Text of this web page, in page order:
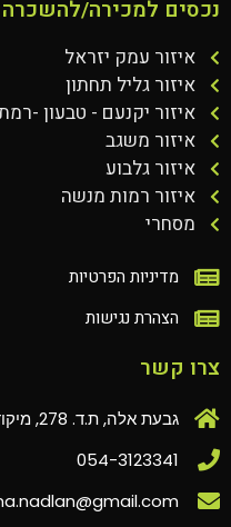
נכסים למכירה/להשכרה
איזור עמק יזראל
איזור גליל תחתון
איזור יקנעם - טבעון -
איזור משגב
איזור גלבוע
איזור רמות מנשה
מסחרי
מדיניות הפרטיות
הצהרת נגישות
צרו קשר
גבעת אלה, ת.ד. 278, מיקוד 36570
054-3123341